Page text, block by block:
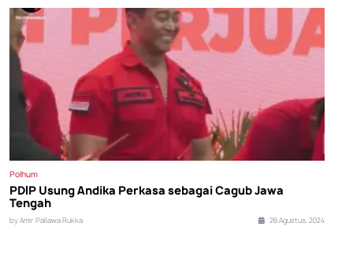
Polhum
PDIP Usung Andika Perkasa sebagai Cagub Jawa
Tengah
by Amir Pallawa Rukka 26 Agustus, 2024